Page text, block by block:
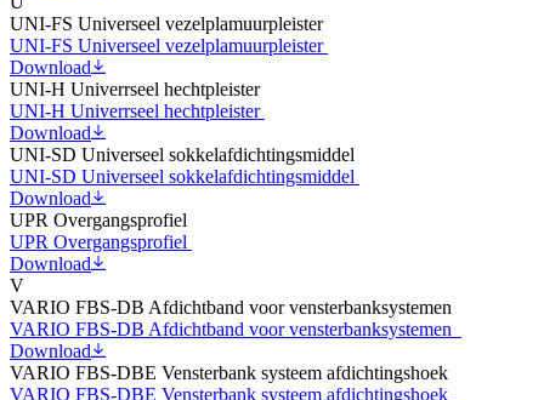
UNI-FS Universeel vezelplamuurpleister
UNI-FS Universeel vezelplamuurpleister
Download
UNI-H Univerrseel hechtpleister
UNI-H Univerrseel hechtpleister
Download
UNI-SD Universeel sokkelafdichtingsmiddel
UNI-SD Universeel sokkelafdichtingsmiddel
Download
UPR Overgangsprofiel
UPR Overgangsprofiel
Download
V
VARIO FBS-DB Afdichtband voor vensterbanksystemen
VARIO FBS-DB Afdichtband voor vensterbanksystemen
Download
VARIO FBS-DBE Vensterbank systeem afdichtingshoek
VARIO FBS-DBE Vensterbank systeem afdichtingshoek